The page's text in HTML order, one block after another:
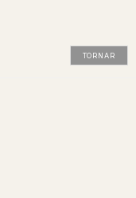
TORNAR